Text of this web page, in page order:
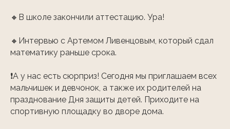
🔸В школе закончили аттестацию. Ура! ⠀ ⠀
🔸Интервью с Артемом Ливенцовым, который сдал
математику раньше срока. ⠀ ⠀
❗️А у нас есть сюрприз! Сегодня мы приглашаем всех
мальчишек и девчонок, а также их родителей на
празднование Дня защиты детей. Приходите на
спортивную площадку во дворе дома. ⠀